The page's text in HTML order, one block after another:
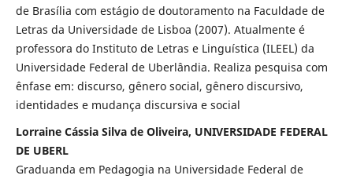
de Brasília com estágio de doutoramento na Faculdade de
Letras da Universidade de Lisboa (2007). Atualmente é
professora do Instituto de Letras e Linguística (ILEEL) da
Universidade Federal de Uberlândia. Realiza pesquisa com
ênfase em: discurso, gênero social, gênero discursivo,
identidades e mudança discursiva e social
Lorraine Cássia Silva de Oliveira, UNIVERSIDADE FEDERAL
DE UBERL
Graduanda em Pedagogia na Universidade Federal de